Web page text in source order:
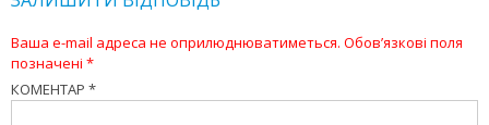
Ваша e-mail адреса не оприлюднюватиметься. Обов’язкові поля
позначені *
КОМЕНТАР *